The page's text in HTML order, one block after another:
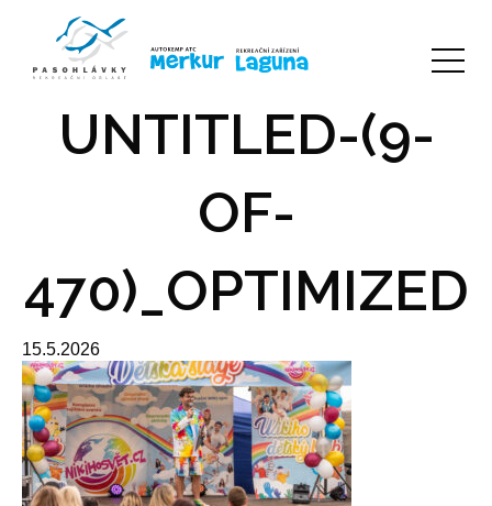
UNTITLED-(9-
OF-
470)_OPTIMIZED
15.5.2026